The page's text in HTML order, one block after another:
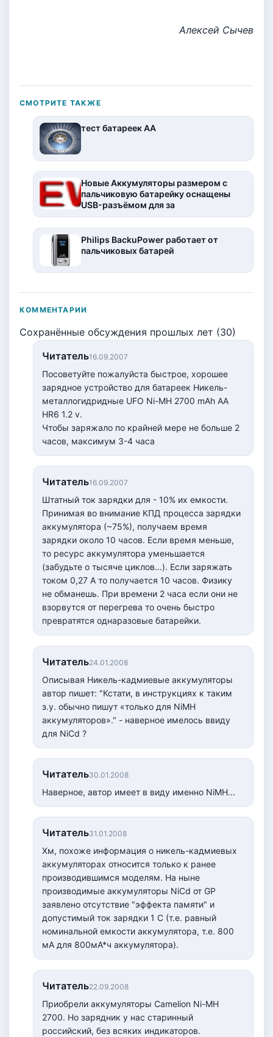
Алексей Сычев
СМОТРИТЕ ТАКЖЕ
тест батареек АА
Новые Аккумуляторы размером с
пальчиковую батарейку оснащены
USB-разъёмом для за
Philips BackuPower работает от
пальчиковых батарей
КОММЕНТАРИИ
Сохранённые обсуждения прошлых лет (30)
Читатель16.09.2007
Посоветуйте пожалуйста быстрое, хорошее
зарядное устройство для батареек Никель-
металлогидридные UFO Ni-MH 2700 mAh AA
HR6 1.2 v.
Чтобы заряжало по крайней мере не больше 2
часов, максимум 3-4 часа
Читатель16.09.2007
Штатный ток зарядки для - 10% их емкости.
Принимая во внимание КПД процесса зарядки
аккумулятора (~75%), получаем время
зарядки около 10 часов. Если время меньше,
то ресурс аккумулятора уменьшается
(забудьте о тысяче циклов...). Если заряжать
током 0,27 А то получается 10 часов. Физику
не обманешь. При времени 2 часа если они не
взорвутся от перегрева то очень быстро
превратятся однаразовые батарейки.
Читатель24.01.2008
Описывая Никель-кадмиевые аккумуляторы
автор пишет: "Кстати, в инструкциях к таким
з.у. обычно пишут «только для NiMH
аккумуляторов»." - наверное имелось ввиду
для NiCd ?
Читатель30.01.2008
Наверное, автор имеет в виду именно NiMH...
Читатель31.01.2008
Хм, похоже информация о никель-кадмиевых
аккумуляторах относится только к ранее
производившимся моделям. На ныне
производимые аккумуляторы NiCd от GP
заявлено отсутствие "эффекта памяти" и
допустимый ток зарядки 1 C (т.е. равный
номинальной емкости аккумулятора, т.е. 800
мА для 800мА*ч аккумулятора).
Читатель22.09.2008
Приобрели аккумуляторы Camelion Ni-MH
2700. Но зарядник у нас старинный
российский, без всяких индикаторов.